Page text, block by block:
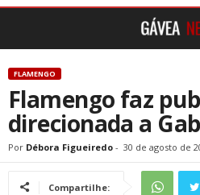
FLAMENGO
Flamengo faz
direcionada a
Por Débora Figueiredo - 30 de agosto de
Compartilhe: